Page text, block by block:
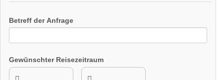
Betreff der Anfrage
Gewünschter Reisezeitraum